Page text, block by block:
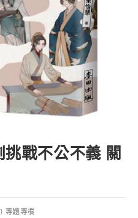
戰不公不義 關
專題專欄